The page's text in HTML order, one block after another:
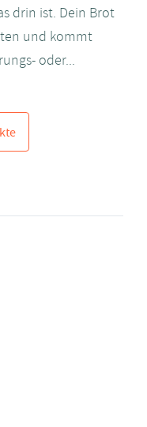
drin ist. Dein Brot
und kommt
oder...